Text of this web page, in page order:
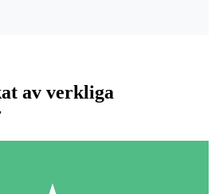
av verkliga